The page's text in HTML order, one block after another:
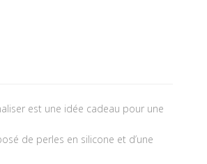
est une idée cadeau pour une
de perles en silicone et d’une